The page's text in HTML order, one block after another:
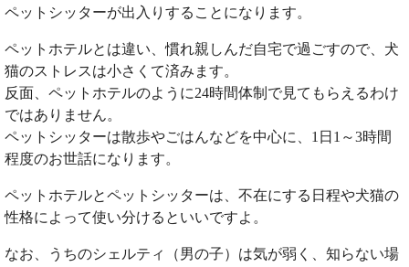
ペットシッターが出入りすることになります。
ペットホテルとは違い、慣れ親しんだ自宅で過ごすので、犬
猫のストレスは小さくて済みます。
反面、ペットホテルのように24時間体制で見てもらえるわけ
ではありません。
ペットシッターは散歩やごはんなどを中心に、1日1～3時間
程度のお世話になります。
ペットホテルとペットシッターは、不在にする日程や犬猫の
性格によって使い分けるといいですよ。
なお、うちのシェルティ（男の子）は気が弱く、知らない場